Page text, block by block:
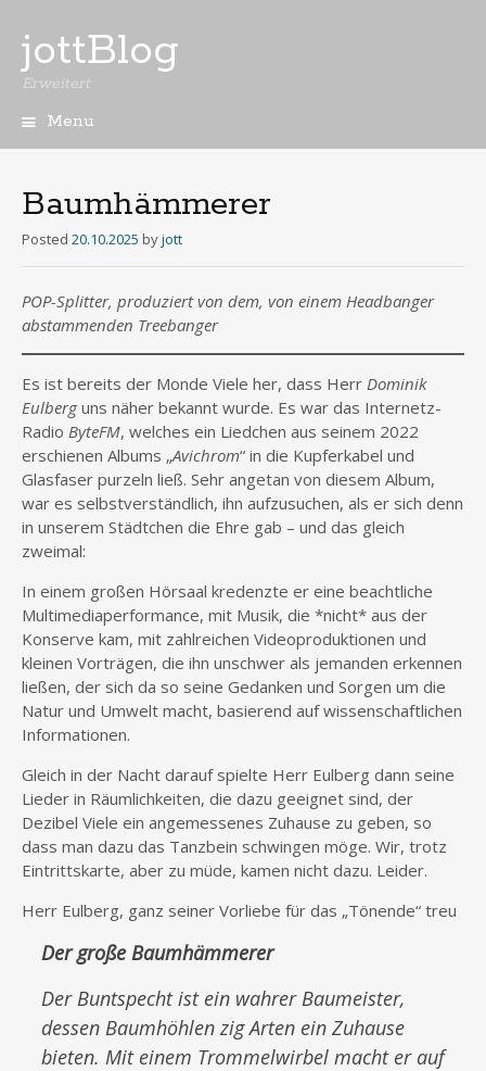
jottBlog
Erweitert
Menu
Baumhämmerer
Posted 20.10.2025 byjott
POP-Splitter, produziert von dem, von einem Headbanger
abstammenden Treebanger
Es ist bereits der Monde Viele her, dass Herr Dominik
Eulberguns näher bekannt wurde. Es war das Internetz-
Radio ByteFM, welches ein Liedchen aus seinem 2022
erschienen Albums „Avichrom“ in die Kupferkabel und
Glasfaser purzeln ließ. Sehr angetan von diesem Album,
war es selbstverständlich, ihn aufzusuchen, als er sich denn
in unserem Städtchen die Ehre gab – und das gleich
zweimal:
In einem großen Hörsaal kredenzte er eine beachtliche
Multimediaperformance, mit Musik, die *nicht* aus der
Konserve kam, mit zahlreichen Videoproduktionen und
kleinen Vorträgen, die ihn unschwer als jemanden erkennen
ließen, der sich da so seine Gedanken und Sorgen um die
Natur und Umwelt macht, basierend auf wissenschaftlichen
Informationen.
Gleich in der Nacht darauf spielte Herr Eulberg dann seine
Lieder in Räumlichkeiten, die dazu geeignet sind, der
Dezibel Viele ein angemessenes Zuhause zu geben, so
dass man dazu das Tanzbein schwingen möge. Wir, trotz
Eintrittskarte, aber zu müde, kamen nicht dazu. Leider.
Herr Eulberg, ganz seiner Vorliebe für das „Tönende“ treu
Der große Baumhämmerer
Der Buntspecht ist ein wahrer Baumeister,
dessen Baumhöhlen zig Arten ein Zuhause
bieten. Mit einem Trommelwirbel macht er auf